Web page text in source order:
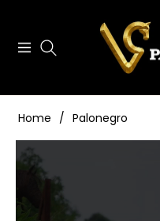
Navigation
Home / Palonegro